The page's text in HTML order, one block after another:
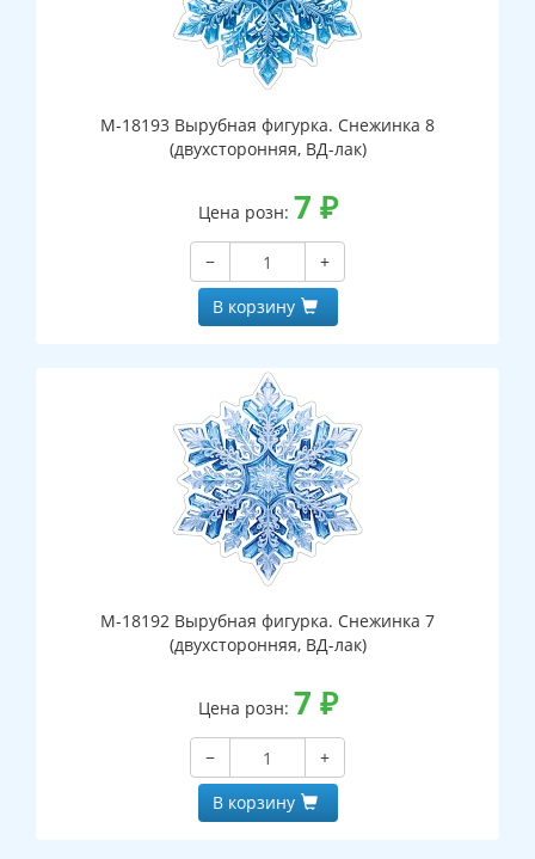
М-18193 Вырубная фигурка. Снежинка 8
(двухсторонняя, ВД-лак)
Цена розн: 7 ₽
−
+
В корзину
М-18192 Вырубная фигурка. Снежинка 7
(двухсторонняя, ВД-лак)
Цена розн: 7 ₽
−
+
В корзину